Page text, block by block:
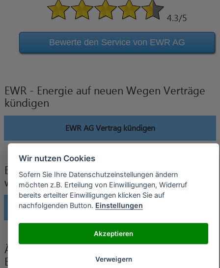
4.3/5
Bewerte den Service von EWR AG
EWR - Energie auf neuen Wegen Verträge
kündigen
EWR AG Vertrag kündigen
EWR - Energie auf neuen Wegen Verträge
widerrufen
EWR AG Vertrag widerrufen
Änderung der Bankverbindung an EWR -
Energie auf neuen Wegen senden
Wir nutzen Cookies
Sofern Sie Ihre Datenschutzeinstellungen ändern
möchten z.B. Erteilung von Einwilligungen, Widerruf
bereits erteilter Einwilligungen klicken Sie auf
nachfolgenden Button. Einstellungen
Akzeptieren
Verweigern